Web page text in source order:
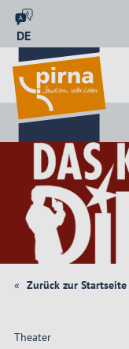
DE
Zurück zur Startseite
Theater